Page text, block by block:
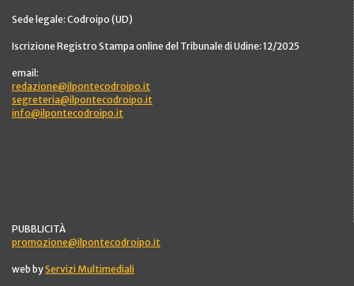
Sede legale: Codroipo (UD)
Iscrizione Registro Stampa online del Tribunale di Udine: 12/2025
email:
redazione@ilpontecodroipo.it
segreteria@ilpontecodroipo.it
info@ilpontecodroipo.it
PUBBLICITÀ
promozione@ilpontecodroipo.it
web byServizi Multimediali